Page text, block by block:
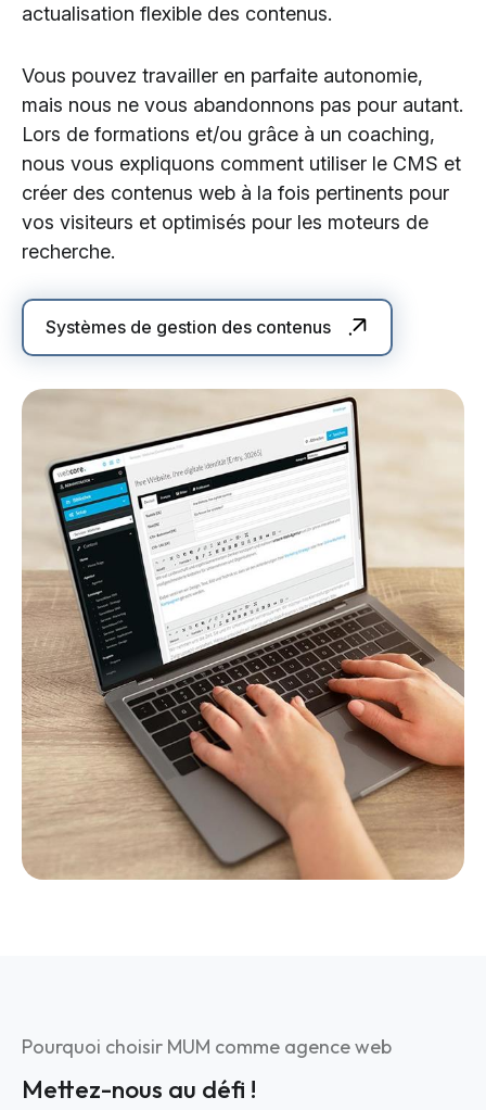
actualisation flexible des contenus.
Vous pouvez travailler en parfaite autonomie,
mais nous ne vous abandonnons pas pour autant.
Lors de formations et/ou grâce à un coaching,
nous vous expliquons comment utiliser le CMS et
créer des contenus web à la fois pertinents pour
vos visiteurs et optimisés pour les moteurs de
recherche.
Systèmes de gestion des contenus
Pourquoi choisir MUM comme agence web
Mettez-nous au défi !